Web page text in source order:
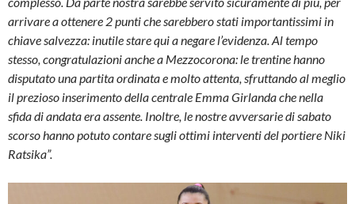
arrivare a ottenere 2 punti che sarebbero stati importantissimi in
chiave salvezza: inutile stare qui a negare l’evidenza. Al tempo
stesso, congratulazioni anche a Mezzocorona: le trentine hanno
disputato una partita ordinata e molto attenta, sfruttando al meglio
il prezioso inserimento della centrale Emma Girlanda che nella
sfida di andata era assente. Inoltre, le nostre avversarie di sabato
scorso hanno potuto contare sugli ottimi interventi del portiere Niki
Ratsika”.